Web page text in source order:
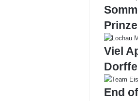
Viel
End